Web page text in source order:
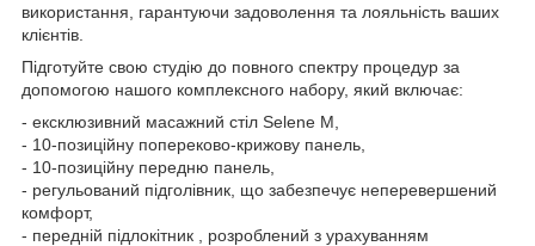
використання, гарантуючи задоволення та лояльність ваших
клієнтів.
Підготуйте свою студію до повного спектру процедур за
допомогою нашого комплексного набору, який включає:
- ексклюзивний масажний стіл Selene M,
- 10-позиційну попереково-крижову панель,
- 10-позиційну передню панель,
- регульований підголівник, що забезпечує неперевершений
комфорт,
- передній підлокітник , розроблений з урахуванням